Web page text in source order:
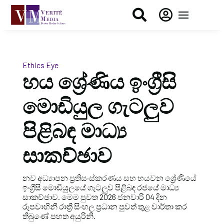
 
Ethics Eye
හය ශ්‍රේණිය ඉංග්‍රීසි
මොඩියුල ගැටලුව
පිළිබඳ මාධ්‍ය
සාකච්ඡාව
නව අධ්‍යාපන ප්‍රතිසංස්කරණය සහ හයවන ශ්‍රේණියේ
ඉංග්‍රීසි මොඩියුලයේ ගැටලුව පිළිබඳ රජයේ මාධ්‍ය
සාකච්ඡාව. මෙම පුවත 2026 ජනවාරි 04 දින
රූපවාහිනී රාත්‍රී සිංහල ප්‍රධාන පුවත් තුළ වාර්තා කර
තිබුණේ පහත අයුරිනි.